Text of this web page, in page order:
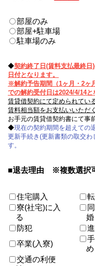
部屋のみ
部屋+駐車場
駐車場のみ
◆契約終了日(賃料支払最終
日付となります。
※解約予告期間（1ヶ月・2ヶ
での解約受付日は2024/4/14と
賃貸借契約にて定められてい
賃料相当額をお支払いいただ
お手元の賃貸借契約書にて事
◆現在の契約期間を超えての
更新手続き(更新書類の取交
す。
■退去理由 ※複数選択
住宅購入
寮(社宅)に入
る
婚
防犯
卒業(入寮)
め
交通の利便